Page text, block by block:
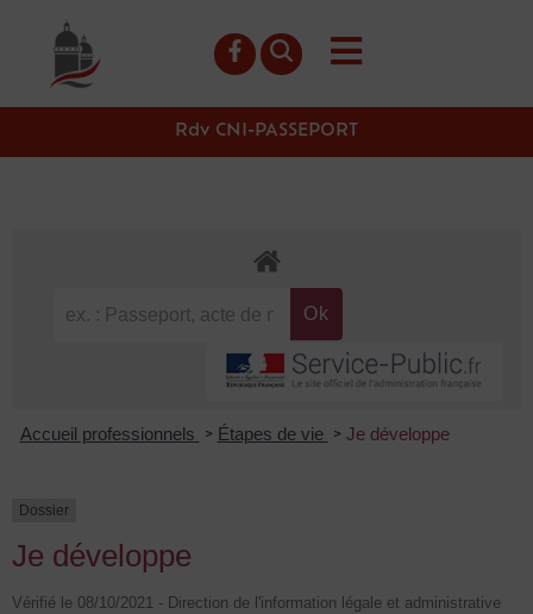
principal
Rdv CNI-PASSEPORT
Accueil professionnels > Étapes de vie > Je développe
Dossier
Je développe
Vérifié le 08/10/2021 - Direction de l'information légale et administrative